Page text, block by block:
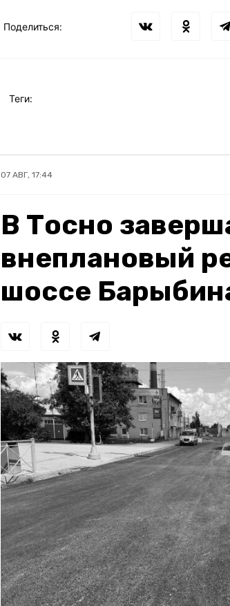
Поделиться:
Теги:
07 АВГ, 17:44
В Тосно
внеплановый
шоссе